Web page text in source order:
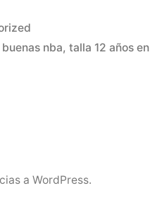
nba,talla 12 años en
a WordPress.